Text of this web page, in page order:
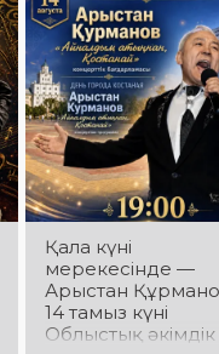
Қала күні
мерекесінде —
Арыстан
14 тамыз күні
Облыстық әкімдік